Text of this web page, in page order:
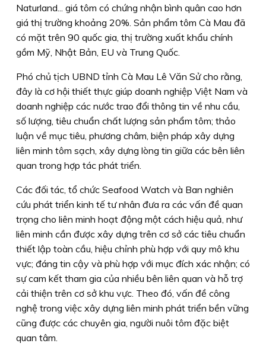
Naturland... giá tôm có chứng nhận bình quân cao hơn
giá thị trường khoảng 20%. Sản phẩm tôm Cà Mau đã
có mặt trên 90 quốc gia, thị trường xuất khẩu chính
gồm Mỹ, Nhật Bản, EU và Trung Quốc.
Phó chủ tịch UBND tỉnh Cà Mau Lê Văn Sử cho rằng,
đây là cơ hội thiết thực giúp doanh nghiệp Việt Nam và
doanh nghiệp các nước trao đổi thông tin về nhu cầu,
số lượng, tiêu chuẩn chất lượng sản phẩm tôm; thảo
luận về mục tiêu, phương châm, biện pháp xây dựng
liên minh tôm sạch, xây dựng lòng tin giữa các bên liên
quan trong hợp tác phát triển.
Các đối tác, tổ chức Seafood Watch và Ban nghiên
cứu phát triển kinh tế tư nhân đưa ra các vấn đề quan
trọng cho liên minh hoạt động một cách hiệu quả, như
liên minh cần được xây dựng trên cơ sở các tiêu chuẩn
thiết lập toàn cầu, hiệu chỉnh phù hợp với quy mô khu
vực; đáng tin cậy và phù hợp với mục đích xác nhận; có
sự cam kết tham gia của nhiều bên liên quan và hỗ trợ
cải thiện trên cơ sở khu vực. Theo đó, vấn đề công
nghệ trong việc xây dựng liên minh phát triển bền vững
cũng được các chuyên gia, người nuôi tôm đặc biệt
quan tâm.